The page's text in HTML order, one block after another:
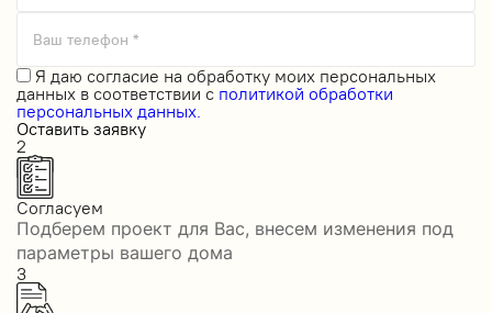
Ваш телефон *
Я даю согласие на обработку моих персональных
данных в соответствии с политикой обработки
персональных данных.
Оставить заявку
2
Согласуем
Подберем проект для Вас, внесем изменения под
параметры вашего дома
3